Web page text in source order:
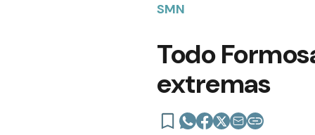
SMN
Todo
extremas